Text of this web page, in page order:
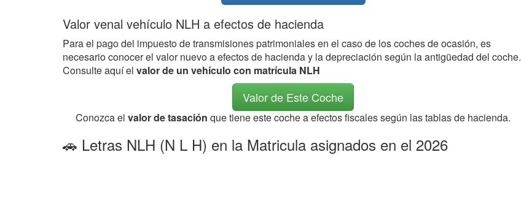
Valor venal vehículo NLH a efectos de hacienda
Para el pago del impuesto de transmisiones patrimoniales en el caso de los coches de ocasión, es
necesario conocer el valor nuevo a efectos de hacienda y la depreciación según la antigüedad del coche.
Consulte aquí el valor de un vehículo con matrícula NLH
Valor de Este Coche
Conozca el valor de tasación que tiene este coche a efectos fiscales según las tablas de hacienda.
🚗 Letras NLH (N L H) en la Matricula asignados en el 2026